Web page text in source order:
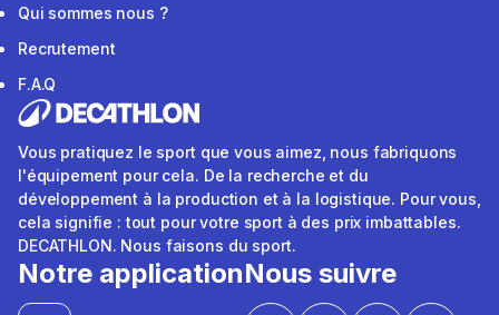
Qui sommes nous ?
Recrutement
F.A.Q
Vous pratiquez le sport que vous aimez, nous fabriquons
l'équipement pour cela. De la recherche et du
développement à la production et à la logistique. Pour vous,
cela signifie : tout pour votre sport à des prix imbattables.
DECATHLON. Nous faisons du sport.
Notre applicationNous suivre